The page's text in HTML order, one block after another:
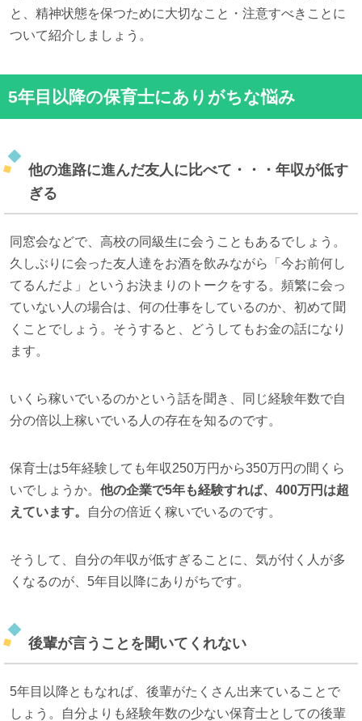
と、精神状態を保つために大切なこと・注意すべきことに
ついて紹介しましょう。
5年目以降の保育士にありがちな悩み
他の進路に進んだ友人に比べて・・・年収が低す
ぎる
同窓会などで、高校の同級生に会うこともあるでしょう。
久しぶりに会った友人達をお酒を飲みながら「今お前何し
てるんだよ」というお決まりのトークをする。頻繁に会っ
ていない人の場合は、何の仕事をしているのか、初めて聞
くことでしょう。そうすると、どうしてもお金の話になり
ます。
いくら稼いでいるのかという話を聞き、同じ経験年数で自
分の倍以上稼いでいる人の存在を知るのです。
保育士は5年経験しても年収250万円から350万円の間くら
いでしょうか。 他の企業で5年も経験すれば、400万円は超
えています。
自分の倍近く稼いでいるのです。
そうして、自分の年収が低すぎることに、気が付く人が多
くなるのが、5年目以降にありがちです。
後輩が言うことを聞いてくれない
5年目以降ともなれば、後輩がたくさん出来ていることで
しょう。自分よりも経験年数の少ない保育士としての後輩